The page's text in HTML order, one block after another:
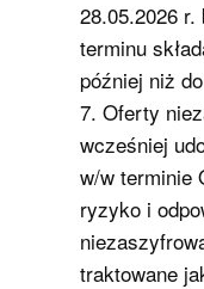
28.05.2026 r.
terminu
później niż
7. Oferty
wcześniej
w/w terminie
ryzyko i
traktowane